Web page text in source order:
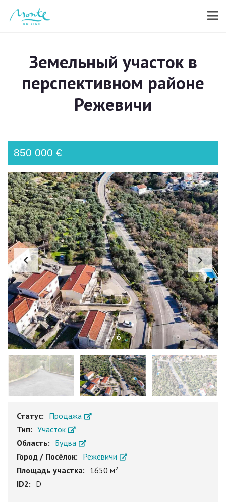
Земельный участок в
перспективном районе
Режевичи
850 000 €
1/6
Статус: Продажа
Тип: Участок
Область: Будва
Город / Посёлок: Режевичи
Площадь участка: 1650 м²
ID2: D